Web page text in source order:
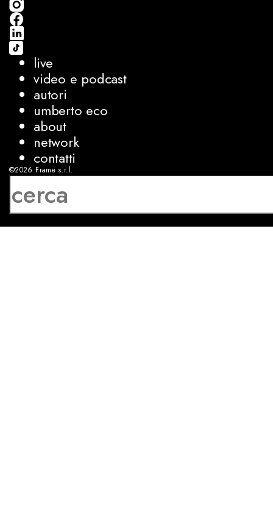
live
video e podcast
autori
umberto eco
about
network
contatti
©2026 Frame s.r.l.
P.IVA 08927250962
sviluppo:Luca Bunino